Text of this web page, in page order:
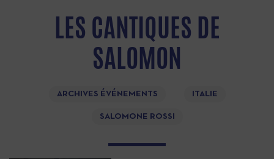
LES CANTIQUES DE
SALOMON
ARCHIVES ÉVÉNEMENTS ITALIE
SALOMONE ROSSI